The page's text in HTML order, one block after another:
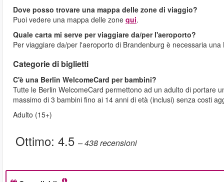
Dove posso trovare una mappa delle zone di viaggio?
Puoi vedere una mappa delle zone qui.
Quale carta mi serve per viaggiare da/per l'aeroporto?
Per viaggiare da/per l'aeroporto di Brandenburg è necessaria
Categorie di biglietti
C'è una Berlin WelcomeCard per bambini?
Tutte le Berlin WelcomeCard permettono ad un adulto di portare
massimo di 3 bambini fino ai 14 anni di età (inclusi) senza costi
Adulto (15+)
Ottimo: 4.5 – 438recensioni